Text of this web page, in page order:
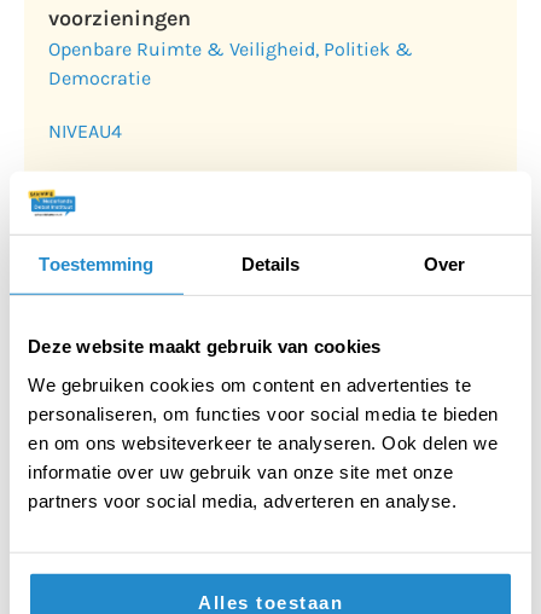
Toestemming Details Over
Deze website maakt gebruik van cookies
We gebruiken cookies om content en advertenties te
personaliseren, om functies voor social media te bieden
en om ons websiteverkeer te analyseren. Ook delen we
informatie over uw gebruik van onze site met onze
partners voor social media, adverteren en analyse.
Alles toestaan
voorzieningen
Openbare Ruimte & Veiligheid, Politiek &
Democratie
NIVEAU4
Beleid
BEKIJK